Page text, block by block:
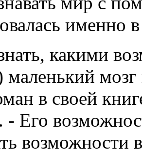
именно
какими
маленький
в своей
- Его
возможности